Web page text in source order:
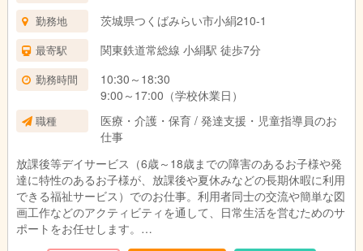
勤務地 茨城県つくばみらい市小絹210-1
最寄駅 関東鉄道常総線 小絹駅 徒歩7分
勤務時間
10:30～18:30
9:00～17:00（学校休業日）
職種
医療・介護・保育 / 発達支援・児童指導員のお
仕事
放課後等デイサービス（6歳～18歳までの障害のあるお子様や発
達に特性のあるお子様が、放課後や夏休みなどの長期休暇に利用
できる福祉サービス）でのお仕事。利用者同士の交流や簡単な図
画工作などのアクティビティを通して、日常生活を営むためのサ
ポートをお任せします。